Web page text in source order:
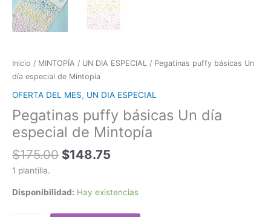
Inicio / MINTOPÍA / UN DIA ESPECIAL / Pegatinas puffy básicas Un
día especial de Mintopía
OFERTA DEL MES, UN DIA ESPECIAL
Pegatinas puffy básicas Un día
especial de Mintopía
$175.00 $148.75
1 plantilla.
Disponibilidad: Hay existencias